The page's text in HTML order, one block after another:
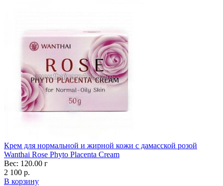
Крем для нормальной и жирной кожи с дамасской розой
Wanthai Rose Phyto Placenta Cream
Вес: 120.00 г
2 100 р.
В корзину